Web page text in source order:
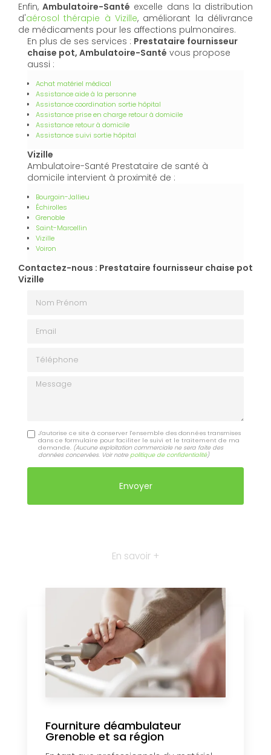
Enfin,Ambulatoire-Santé excelle dans la distribution
d'aérosol thérapie à Vizille, améliorant la délivrance
de médicaments pour les affections pulmonaires.
En plus de ses services : Prestataire fournisseur
chaise pot, Ambulatoire-Santé vous propose
aussi :
Achat matériel médical
Assistance aide à la personne
Assistance coordination sortie hôpital
Assistance prise en charge retour à domicile
Assistance retour à domicile
Assistance suivi sortie hôpital
Vizille
Ambulatoire-Santé Prestataire de santé à
domicile intervient à proximité de :
Bourgoin-Jallieu
Échirolles
Grenoble
Saint-Marcellin
Vizille
Voiron
Contactez-nous : Prestataire fournisseur chaise pot
Vizille
Message
J'autorise ce site à conserver l'ensemble des données transmises
dans ce formulaire pour faciliter le suivi et le traitement de ma
demande. (Aucune exploitation commerciale ne sera faite des
données concervées. Voir notre politique de confidentialité)
En savoir +
Fourniture déambulateur
Grenoble et sa région